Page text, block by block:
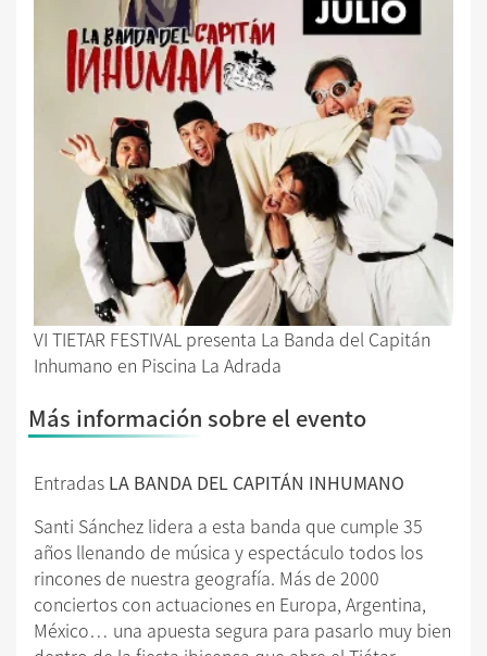
VI TIETAR FESTIVAL presenta La Banda del Capitán
Inhumano en Piscina La Adrada
Más información sobre el evento
Entradas LA BANDA DEL CAPITÁN INHUMANO
Santi Sánchez lidera a esta banda que cumple 35
años llenando de música y espectáculo todos los
rincones de nuestra geografía. Más de 2000
conciertos con actuaciones en Europa, Argentina,
México… una apuesta segura para pasarlo muy bien